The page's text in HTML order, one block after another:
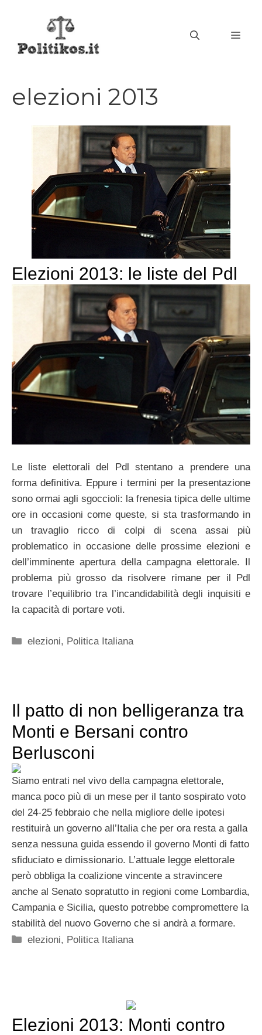
elezioni 2013
Elezioni 2013: le liste del Pdl
Le liste elettorali del Pdl stentano a prendere una
forma definitiva. Eppure i termini per la presentazione
sono ormai agli sgoccioli: la frenesia tipica delle ultime
ore in occasioni come queste, si sta trasformando in
un travaglio ricco di colpi di scena assai più
problematico in occasione delle prossime elezioni e
dell’imminente apertura della campagna elettorale. Il
problema più grosso da risolvere rimane per il Pdl
trovare l’equilibrio tra l’incandidabilità degli inquisiti e
la capacità di portare voti.
Categorie
elezioni, Politica Italiana
Il patto di non belligeranza tra
Monti e Bersani contro
Berlusconi
Siamo entrati nel vivo della campagna elettorale,
manca poco più di un mese per il tanto sospirato voto
del 24-25 febbraio che nella migliore delle ipotesi
restituirà un governo all’Italia che per ora resta a galla
senza nessuna guida essendo il governo Monti di fatto
sfiduciato e dimissionario. L’attuale legge elettorale
però obbliga la coalizione vincente a stravincere
anche al Senato sopratutto in regioni come Lombardia,
Campania e Sicilia, questo potrebbe compromettere la
stabilità del nuovo Governo che si andrà a formare.
Categorie
elezioni, Politica Italiana
Elezioni 2013: Monti contro